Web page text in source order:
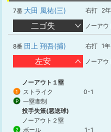
7番 大田 風祐(三) 右打 2年
二ゴ失 ノーアウ
8番 田上 翔吾(捕) 右打 1年
左安 ノーアウ
ノーアウト１塁
1 ストライク 0-1
P
一塁牽制
投手失策(悪送球)
ノーアウト２塁
2 ボール 1-1